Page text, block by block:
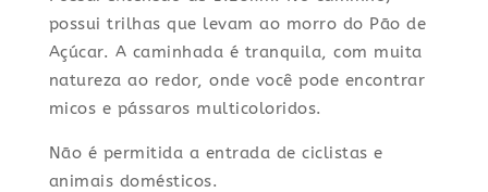
possui trilhas que levam ao morro do Pão de
Açúcar. A caminhada é tranquila, com muita
natureza ao redor, onde você pode encontrar
micos e pássaros multicoloridos.
Não é permitida a entrada de ciclistas e
animais domésticos.